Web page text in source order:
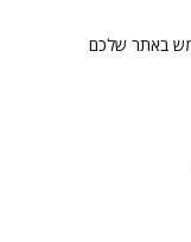
באתר שלכם